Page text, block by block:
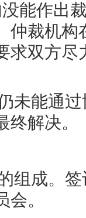
能作出
仲裁机构
求双方
能通过
解决。
成。签
。